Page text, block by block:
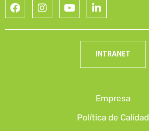
INTRANET
Empresa
Política de Calidad